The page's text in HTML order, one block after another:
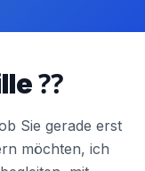
⁇
Sie gerade erst
möchten, ich